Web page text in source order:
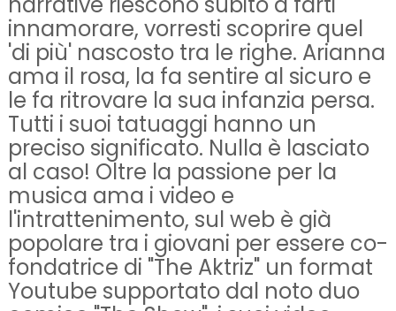
innamorare, vorresti scoprire quel
'di più' nascosto tra le righe. Arianna
ama il rosa, la fa sentire al sicuro e
le fa ritrovare la sua infanzia persa.
Tutti i suoi tatuaggi hanno un
preciso significato. Nulla è lasciato
al caso! Oltre la passione per la
musica ama i video e
l'intrattenimento, sul web è già
popolare tra i giovani per essere co-
fondatrice di "The Aktriz" un format
Youtube supportato dal noto duo